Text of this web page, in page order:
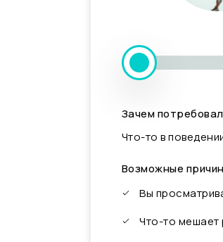
Зачем
Что-то в
Возможные
Вы
Что-то мешает